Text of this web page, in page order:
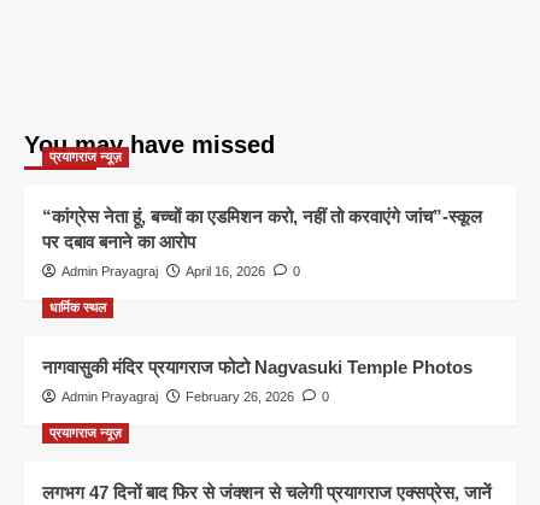
You may have missed
प्रयागराज न्यूज़
“कांग्रेस नेता हूं, बच्चों का एडमिशन करो, नहीं तो करवाएंगे जांच”-स्कूल
पर दबाव बनाने का आरोप
Admin Prayagraj April 16, 2026 0
धार्मिक स्थल
नागवासुकी मंदिर प्रयागराज फोटो Nagvasuki Temple Photos
Admin Prayagraj February 26, 2026 0
प्रयागराज न्यूज़
लगभग 47 दिनों बाद फिर से जंक्शन से चलेगी प्रयागराज एक्सप्रेस, जानें